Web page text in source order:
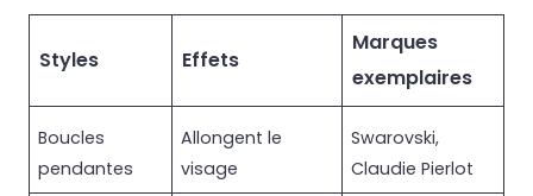
Styles Effets
Marques
exemplaires
Boucles
pendantes
Allongent le
visage
Swarovski,
Claudie Pierlot